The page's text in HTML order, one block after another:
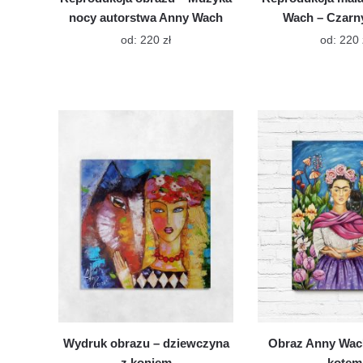
nocy autorstwa Anny Wach
od: 220 złTen
wariantów.
wybrać
na
stronie
produktu
Wach –
od: 220
Wydruk obrazu – dziewczyna
Obraz Anny